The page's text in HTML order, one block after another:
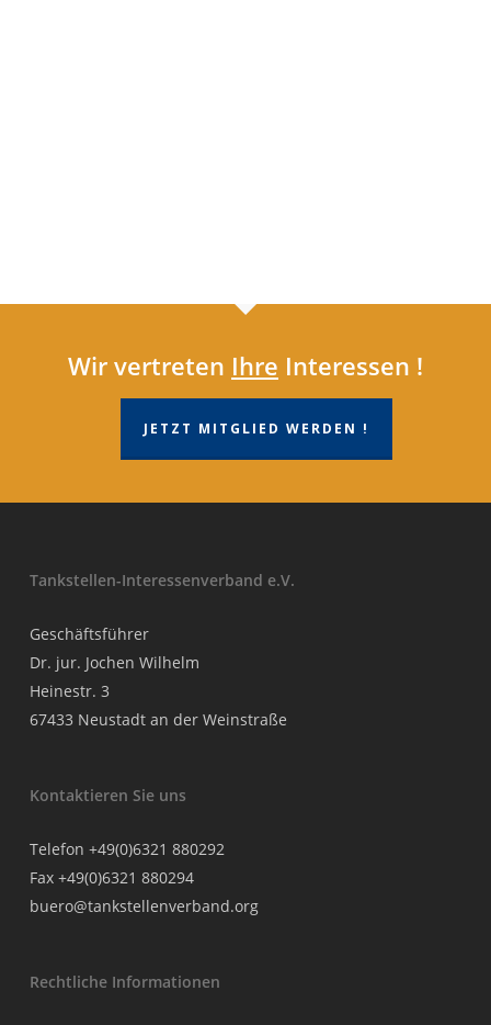
Wir vertreten Ihre Interessen !
JETZT MITGLIED WERDEN !
Tankstellen-Interessenverband e.V.
Geschäftsführer
Dr. jur. Jochen Wilhelm
Heinestr. 3
67433 Neustadt an der Weinstraße
Kontaktieren Sie uns
Telefon +49(0)6321 880292
Fax +49(0)6321 880294
buero@tankstellenverband.org
Rechtliche Informationen